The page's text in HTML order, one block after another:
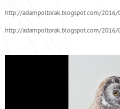
http://adampoltorak.blogspot.com/2016/
http://adampoltorak.blogspot.com/